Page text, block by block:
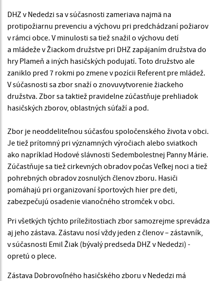
DHZ v Nededzi sa v súčasnosti zameriava najmä na
protipožiarnu prevenciu a výchovu pri predchádzaní požiarov
v rámci obce. V minulosti sa tiež snažil o výchovu detí
a mládeže v Žiackom družstve pri DHZ zapájaním družstva do
hry Plameň a iných hasičských podujatí. Toto družstvo ale
zaniklo pred 7 rokmi po zmene v pozícii Referent pre mládež.
V súčasnosti sa zbor snaží o znovuvytvorenie žiackeho
družstva. Zbor sa taktiež pravidelne zúčastňuje prehliadok
hasičských zborov, oblastných súťaží a pod.
Zbor je neoddeliteľnou súčasťou spoločenského života v obci.
Je tiež prítomný pri významných výročiach alebo sviatkoch
ako napríklad Hodové slávnosti Sedembolestnej Panny Márie.
Zúčastňuje sa tiež cirkevných obradov počas Veľkej noci a tiež
pohrebných obradov zosnulých členov zboru. Hasiči
pomáhajú pri organizovaní športových hier pre deti,
zabezpečujú osadenie vianočného stromček v obci.
Pri všetkých týchto príležitostiach zbor samozrejme sprevádza
aj jeho zástava. Zástavu nosí vždy jeden z členov – zástavník,
v súčasnosti Emil Žiak (bývalý predseda DHZ v Nededzi) -
opretú o plece.
Zástava Dobrovoľného hasičského zboru v Nededzi má